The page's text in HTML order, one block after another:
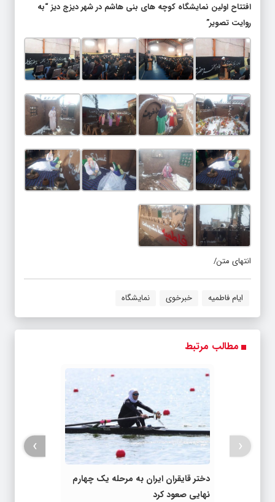
افتتاح اولین نمایشگاه کوچه های بنی هاشم در شهر دیزج دیز “به
روایت تصویر”
انتهای متن/
ایام فاطمیه خبرخوی نمایشگاه
مطالب مرتبط
دختر قایقران ایران به مرحله یک چهارم
نهایی صعود کرد
‹
›